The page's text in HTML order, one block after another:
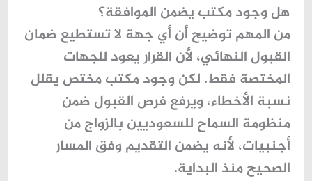
هل وجود مكتب يضمن الموافقة؟
من المهم توضيح أن أي جهة لا تستطيع ضمان
القبول النهائي، لأن القرار يعود للجهات
المختصة فقط. لكن وجود مكتب مختص يقلل
نسبة الأخطاء، ويرفع فرص القبول ضمن
منظومة السماح للسعوديين بالزواج من
أجنبيات، لأنه يضمن التقديم وفق المسار
الصحيح منذ البداية.